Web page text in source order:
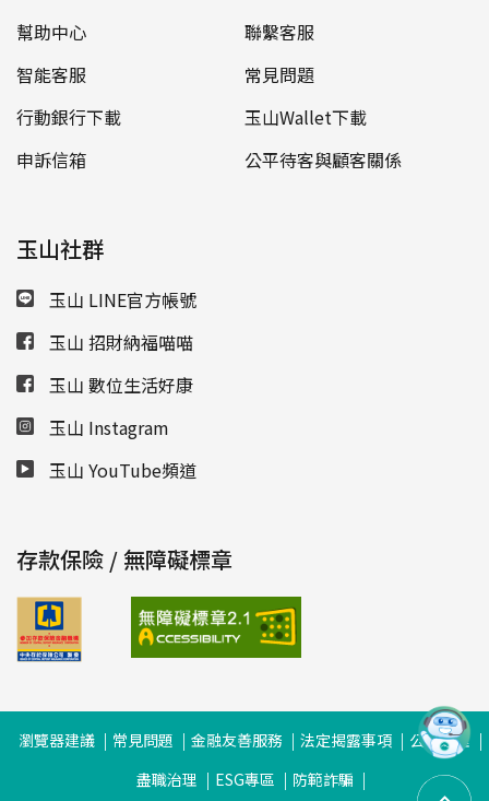
幫助中心
聯繫客服
智能客服
常見問題
行動銀行下載
玉山Wallet下載
申訴信箱
公平待客與顧客關係
玉山社群
玉山 LINE官方帳號
玉山 招財納福喵喵
玉山 數位生活好康
玉山 Instagram
玉山 YouTube頻道
存款保險 / 無障礙標章
瀏覽器建議 常見問題 金融友善服務 法定揭露事項
公司治理
盡職治理
ESG專區 防範詐騙